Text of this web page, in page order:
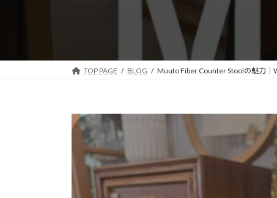
TOP PAGE BLOG Muuto Fiber Counter Stoolの魅力｜